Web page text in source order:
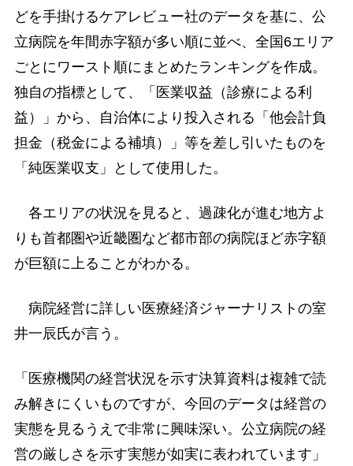
どを手掛けるケアレビュー社のデータを基に、公
立病院を年間赤字額が多い順に並べ、全国6エリア
ごとにワースト順にまとめたランキングを作成。
独自の指標として、「医業収益（診療による利
益）」から、自治体により投入される「他会計負
担金（税金による補填）」等を差し引いたものを
「純医業収支」として使用した。
各エリアの状況を見ると、過疎化が進む地方よ
りも首都圏や近畿圏など都市部の病院ほど赤字額
が巨額に上ることがわかる。
病院経営に詳しい医療経済ジャーナリストの室
井一辰氏が言う。
「医療機関の経営状況を示す決算資料は複雑で読
み解きにくいものですが、今回のデータは経営の
実態を見るうえで非常に興味深い。公立病院の経
営の厳しさを示す実態が如実に表われています」